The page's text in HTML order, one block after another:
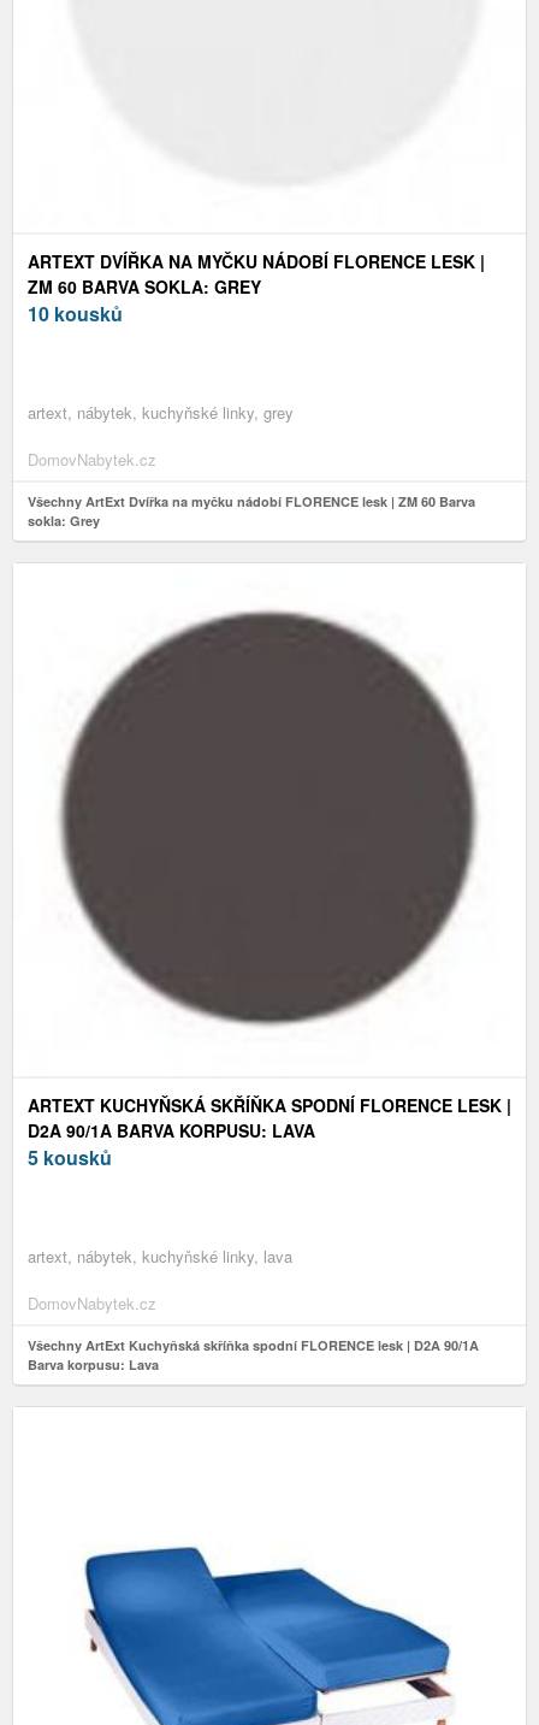
ARTEXT DVÍŘKA NA MYČKU NÁDOBÍ FLORENCE LESK |
ZM 60 BARVA SOKLA: GREY
10 kousků
artext, nábytek, kuchyňské linky, grey
DomovNabytek.cz
Všechny ArtExt Dvířka na myčku nádobí FLORENCE lesk | ZM 60 Barva
sokla: Grey
ARTEXT KUCHYŇSKÁ SKŘÍŇKA SPODNÍ FLORENCE LESK |
D2A 90/1A BARVA KORPUSU: LAVA
5 kousků
artext, nábytek, kuchyňské linky, lava
DomovNabytek.cz
Všechny ArtExt Kuchyňská skříňka spodní FLORENCE lesk | D2A 90/1A
Barva korpusu: Lava